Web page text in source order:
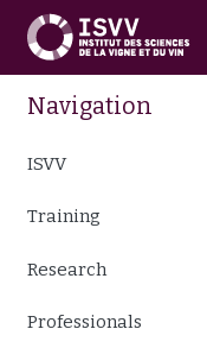
Navigation
ISVV
Training
Research
Professionals